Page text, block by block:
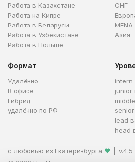
Работа в Казахстане
Работа на Кипре
Работа в Беларуси
Работа в Узбекистане
Работа в Польше
СНГ
MENA
Азия
Формат
Удалённо
В офисе
Гибрид
удалённо по РФ
intern
junior
lead
head
с любовью из Екатеринбурга ❤
v.4.5